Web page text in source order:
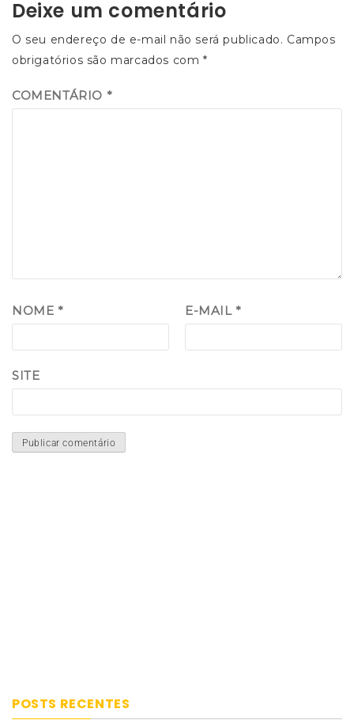
comentários
Deixe um comentário
O seu endereço de e-mail não será publicado. Campos
obrigatórios são marcados com*
COMENTÁRIO *
NOME * E-MAIL*
SITE
POSTS RECENTES